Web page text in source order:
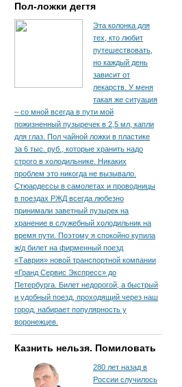
Пол-ложки дегтя
Эта колонка для
тех, кто любит
путешествовать,
но каждый день
зависит от
лекарств. У меня
такая же ситуация
– со мной всегда в пути мой
пожизненный пузыречек в 2,5 мл, капли
для глаз. Пол чайной ложки в пластике
за 6 тыс. руб., которые хранить надо
строго в холодильнике. Никаких
проблем это никогда не вызывало.
Стюардессы в самолетах и проводницы
в поездах РЖД всегда любезно
принимали заветный пузырек на
хранение в служебный холодильник на
время пути. По­этому я спокойно купила
ж/д билет на фирменный поезд
«Таврия» новой транспортной компании
«Гранд Сервис Экспресс» до
Петербурга. Билет недорогой, а быстрый
и удобный поезд, проходящий через наш
город, набирает популярность у
воронежцев.
Казнить нельзя. Помиловать
280 лет назад в
России случилось